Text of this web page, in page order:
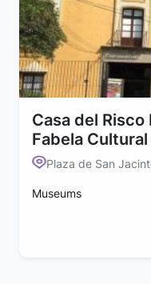
Casa del
Fabela
Plaza de San
Museums